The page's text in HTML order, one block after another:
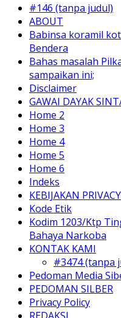
#146 (tanpa judul)
ABOUT
Babinsa koramil
Bendera
Bahas masalah
sampaikan ini;
Disclaimer
GAWAI DAYAK
Home 2
Home 3
Home 4
Home 5
Home 6
Indeks
KEBIJAKAN PRIVACY
Kode Etik
Kodim 1203/Ktp
Bahaya Narkoba
KONTAK KAMI
#3474 (tanpa
Pedoman Media
PEDOMAN SILBER
Privacy Policy